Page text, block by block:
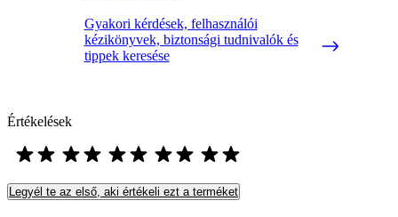
Gyakori kérdések, felhasználói
kézikönyvek, biztonsági tudnivalók és
tippek keresése
Értékelések
Legyél te az első, aki értékeli ezt a terméket